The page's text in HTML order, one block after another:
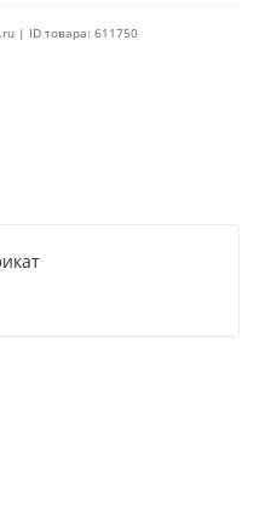
| ID товара: 611750